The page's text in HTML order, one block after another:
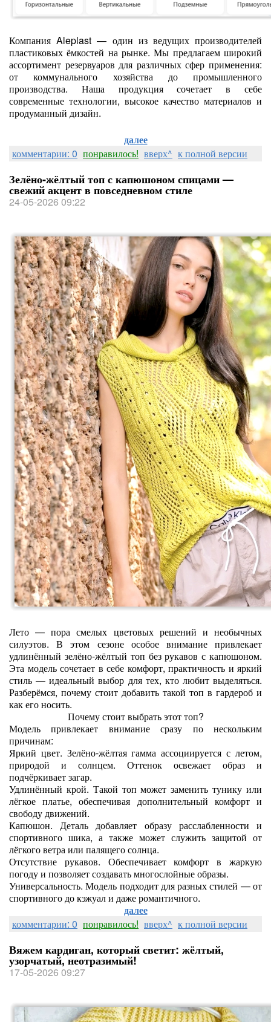
Компания Aleplast — один из ведущих производителей
пластиковых ёмкостей на рынке. Мы предлагаем широкий
ассортимент резервуаров для различных сфер применения:
от коммунального хозяйства до промышленного
производства. Наша продукция сочетает в себе
современные технологии, высокое качество материалов и
продуманный дизайн.
далее
комментарии: 0 понравилось! вверх^ к полной версии
Зелёно‑жёлтый топ с капюшоном спицами —
свежий акцент в повседневном стиле
24-05-2026 09:22
Лето — пора смелых цветовых решений и необычных
силуэтов. В этом сезоне особое внимание привлекает
удлинённый зелёно‑жёлтый топ без рукавов с капюшоном.
Эта модель сочетает в себе комфорт, практичность и яркий
стиль — идеальный выбор для тех, кто любит выделяться.
Разберёмся, почему стоит добавить такой топ в гардероб и
как его носить.
Почему стоит выбрать этот топ?
Модель привлекает внимание сразу по нескольким
причинам:
Яркий цвет. Зелёно‑жёлтая гамма ассоциируется с летом,
природой и солнцем. Оттенок освежает образ и
подчёркивает загар.
Удлинённый крой. Такой топ может заменить тунику или
лёгкое платье, обеспечивая дополнительный комфорт и
свободу движений.
Капюшон. Деталь добавляет образу расслабленности и
спортивного шика, а также может служить защитой от
лёгкого ветра или палящего солнца.
Отсутствие рукавов. Обеспечивает комфорт в жаркую
погоду и позволяет создавать многослойные образы.
Универсальность. Модель подходит для разных стилей — от
спортивного до кэжуал и даже романтичного.
далее
комментарии: 0 понравилось! вверх^ к полной версии
Вяжем кардиган, который светит: жёлтый,
узорчатый, неотразимый!
17-05-2026 09:27